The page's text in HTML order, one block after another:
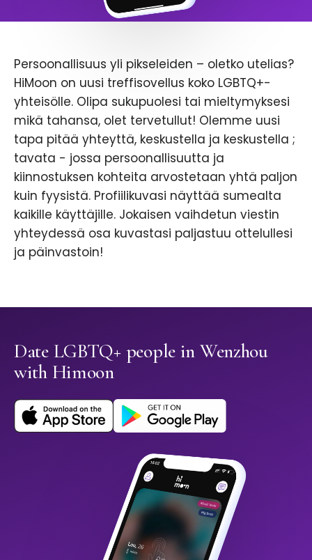
Persoonallisuus yli pikseleiden – oletko utelias?
HiMoon on uusi treffisovellus koko LGBTQ+-
yhteisölle. Olipa sukupuolesi tai mieltymyksesi
mikä tahansa, olet tervetullut! Olemme uusi
tapa pitää yhteyttä, keskustella ja keskustella ;
tavata - jossa persoonallisuutta ja
kiinnostuksen kohteita arvostetaan yhtä paljon
kuin fyysistä. Profiilikuvasi näyttää sumealta
kaikille käyttäjille. Jokaisen vaihdetun viestin
yhteydessä osa kuvastasi paljastuu ottelullesi
ja päinvastoin!
Date LGBTQ+ people in Wenzhou
with Himoon